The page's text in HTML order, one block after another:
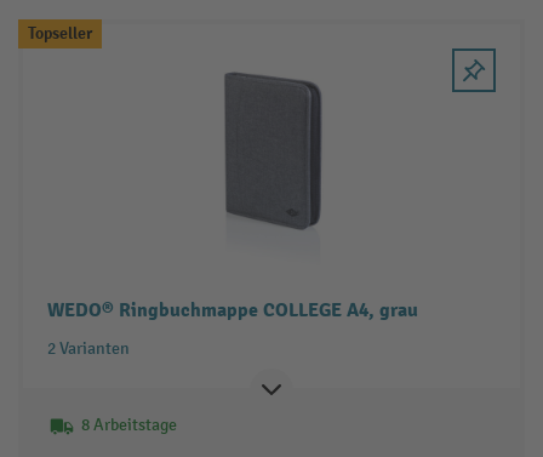
Topseller
WEDO® Ringbuchmappe COLLEGE A4, grau
2 Varianten
8 Arbeitstage